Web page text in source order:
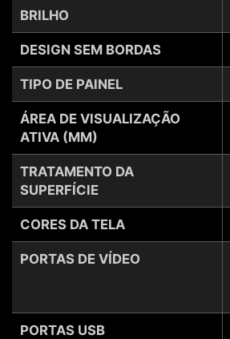
BRILHO
DESIGN SEM BORDAS
TIPO DE PAINEL
ÁREA DE VISUALIZAÇÃO
ATIVA (MM)
TRATAMENTO DA
SUPERFÍCIE
CORES DA TELA
PORTAS DE VÍDEO
PORTAS USB